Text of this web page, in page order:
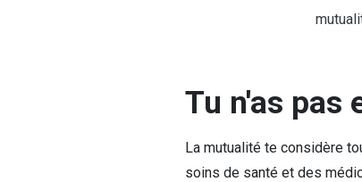
Tu n'as pas
La mutualité te considère
soins de santé et des